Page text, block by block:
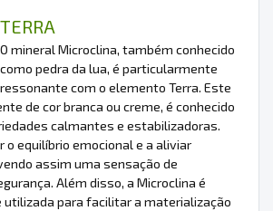
TERRA
O mineral Microclina, também conhecido
como pedra da lua, é particularmente
ressonante com o elemento Terra. Este
de cor branca ou creme, é conhecido
calmantes e estabilizadoras.
o equilíbrio emocional e a aliviar
assim uma sensação de
Além disso, a Microclina é
para facilitar a materialização